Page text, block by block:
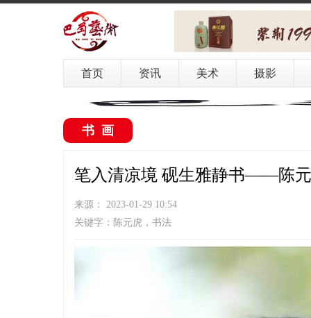
首页 资讯 美术 摄影
书画
笔入清凉境 砚生雅静书——陈
来源： 2023-01-29 10:54
关键字：陈元虎，书法